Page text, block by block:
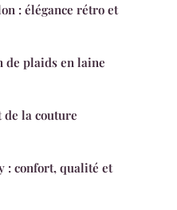
: élégance rétro et
de plaids en laine
la couture
: confort, qualité et